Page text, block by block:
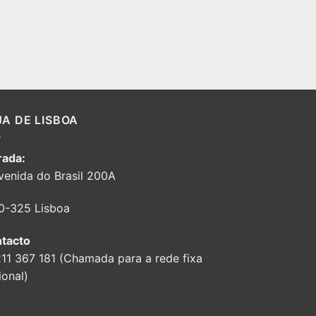
DE LISBOA
do Brasil 200A
325 Lisboa
367 181 (Chamada para a rede fixa